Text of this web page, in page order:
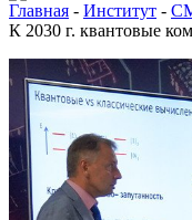
Главная - Институт -
К 2030 г. квантовые